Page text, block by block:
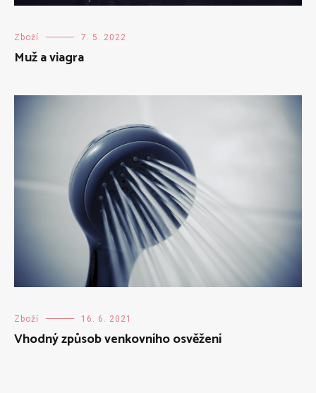
Zboží 7. 5. 2022
Muž a viagra
Zboží 16. 6. 2021
Vhodný způsob venkovního osvěžení